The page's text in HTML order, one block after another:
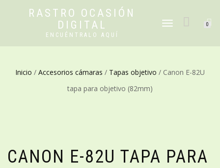
RASTRO OCASIÓN
DIGITAL
ENCUÉNTRALO AQUÍ
CAMBIAR
0
Inicio / Accesorios cámaras / Tapas objetivo / Canon E-82U
tapa para objetivo (82mm)
CANON E-82U TAPA PARA